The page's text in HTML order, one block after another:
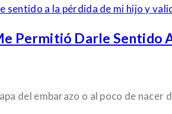
Permitió Darle Sentido
del embarazo o al poco de